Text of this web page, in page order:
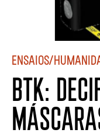
Ensaios/
BTK: